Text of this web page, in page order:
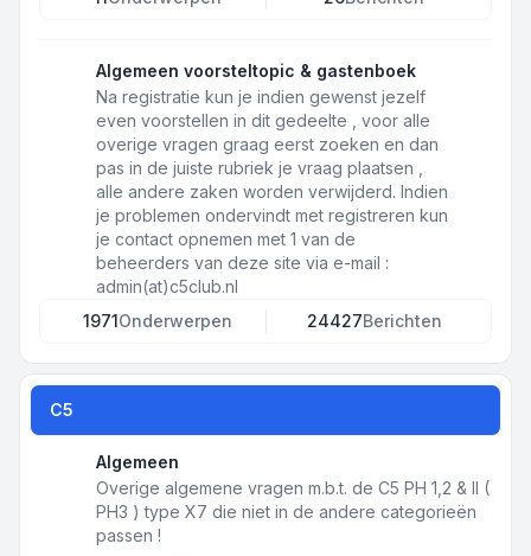
Algemeen voorsteltopic & gastenboek
Na registratie kun je indien gewenst jezelf
even voorstellen in dit gedeelte , voor alle
overige vragen graag eerst zoeken en dan
pas in de juiste rubriek je vraag plaatsen ,
alle andere zaken worden verwijderd. Indien
je problemen ondervindt met registreren kun
je contact opnemen met 1 van de
beheerders van deze site via e-mail :
admin(at)c5club.nl
1971Onderwerpen 24427Berichten
C5
Algemeen
Overige algemene vragen m.b.t. de C5 PH 1,2 & II (
PH3 ) type X7 die niet in de andere categorieën
passen !